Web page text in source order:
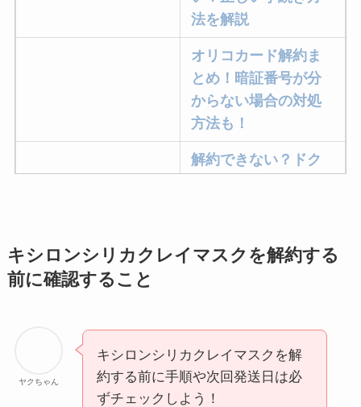
法を解説
オリコカード解約ま
とめ！暗証番号が分
からない場合の対処
方法も！
解約できない？ドク
解約方法まとめ！契
レミノの解約方法ま
とめ！最短手続きや
ベストタイミングを
キシロンシリカクレイマスクを解約する
前に確認すること
ヤクちゃん
キシロンシリカクレイマスクを解
約する前に手順や次回発送日は必
ずチェックしよう！